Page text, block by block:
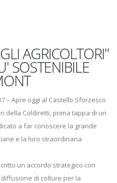
AGRICOLTORI"
SOSTENIBILE
– Apre oggi al Castello Sforzesco
della Coldiretti, prima tappa di un
a far conoscere la grande
e la loro straordinaria
un accordo strategico con
diffusione di colture per la